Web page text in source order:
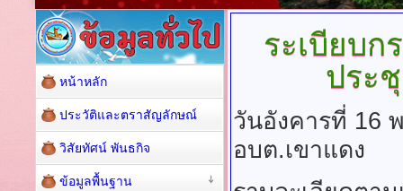
ระเบียบ
ประ
วันอังคารที่ 16
อบต.เขาแดง
หน้าหลัก
ประวัติและตราสัญลักษณ์
วิสัยทัศน์ พันธกิจ
ข้อมูลพื้นฐาน